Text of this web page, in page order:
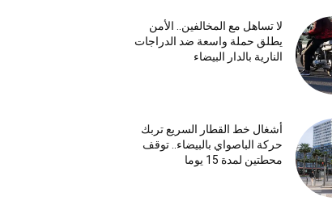
لا تساهل مع المخالفين.. الأمن
يطلق حملة واسعة ضد الدراجات
النارية بالدار البيضاء
أشغال خط القطار السريع تربك
حركة الباصواي بالبيضاء.. توقف
محطتين لمدة 15 يوما